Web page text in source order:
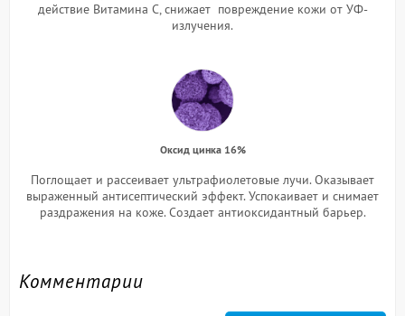
действие Витамина С, снижает повреждение кожи от УФ-
излучения.
Оксид цинка 16%
Поглощает и рассеивает ультрафиолетовые лучи. Оказывает
выраженный антисептический эффект. Успокаивает и снимает
раздражения на коже. Создает антиоксидантный барьер.
Комментарии